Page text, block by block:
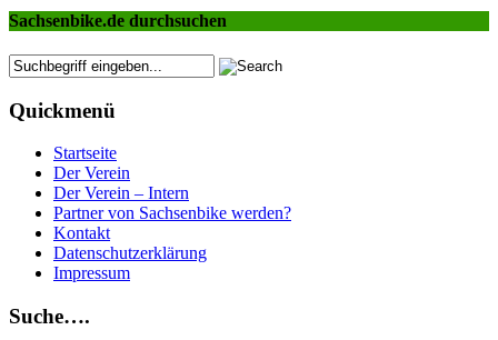
Sachsenbike.de durchsuchen
Quickmenü
Startseite
Der Verein
Der Verein – Intern
Partner von Sachsenbike werden?
Kontakt
Datenschutzerklärung
Impressum
Suche….